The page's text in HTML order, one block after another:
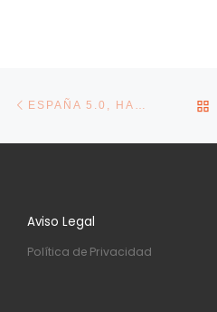
Entrada anterior
Aviso Legal
Política de Privacidad